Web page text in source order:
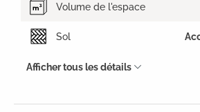
Volume de l'espace
Sol
Afficher tous les détails